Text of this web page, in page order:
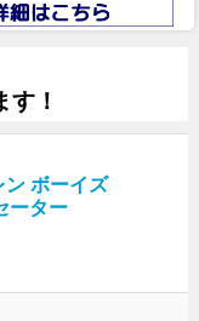
！
ン ボーイズ
ーター